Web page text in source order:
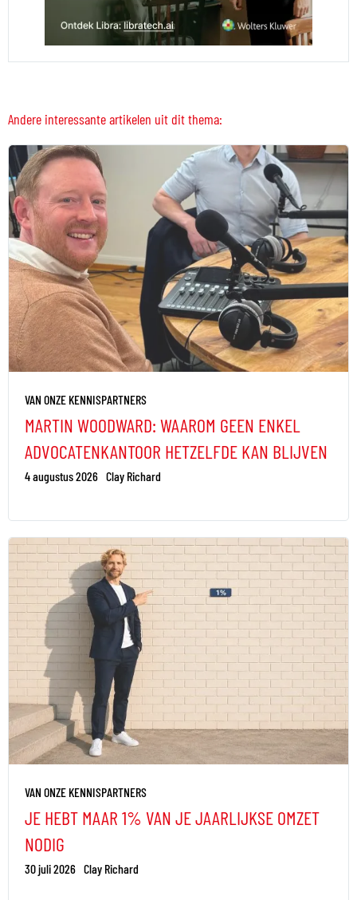
Andere interessante artikelen uit dit thema:
VAN ONZE KENNISPARTNERS
MARTIN WOODWARD: WAAROM GEEN ENKEL
ADVOCATENKANTOOR HETZELFDE KAN BLIJVEN
4 augustus 2026 Clay Richard
VAN ONZE KENNISPARTNERS
JE HEBT MAAR 1% VAN JE JAARLIJKSE OMZET
NODIG
30 juli 2026 Clay Richard